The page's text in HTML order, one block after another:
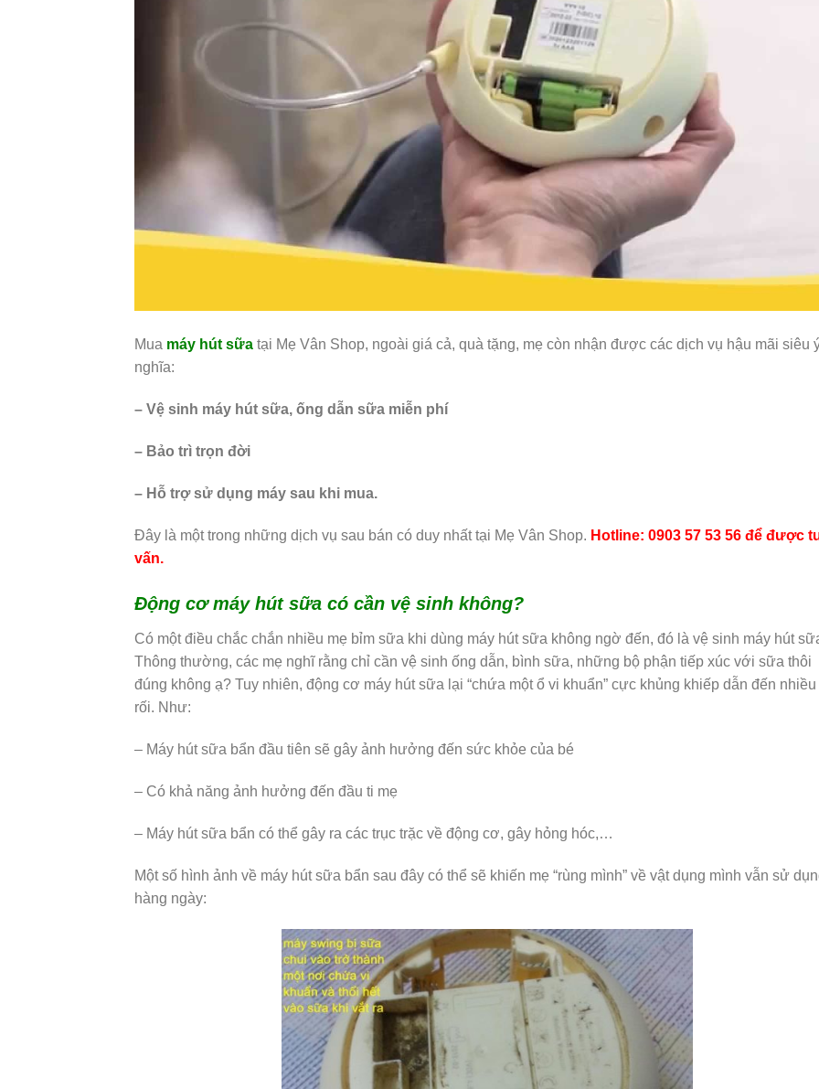
Mua máy hút sữa tại Mẹ Vân Shop, ngoài giá cả, quà tặng, mẹ còn nhận được các dịch vụ hậu mãi siêu
nghĩa:
– Vệ sinh máy hút sữa, ống dẫn sữa miễn phí
– Bảo trì trọn đời
– Hỗ trợ sử dụng máy sau khi mua.
Đây là một trong những dịch vụ sau bán có duy nhất tại Mẹ Vân Shop. Hotline: 0903 57 53 56 để được
vấn.
Động cơ máy hút sữa có cần vệ sinh không?
Có một điều chắc chắn nhiều mẹ bỉm sữa khi dùng máy hút sữa không ngờ đến, đó là vệ sinh máy hút
Thông thường, các mẹ nghĩ rằng chỉ cần vệ sinh ống dẫn, bình sữa, những bộ phận tiếp xúc với sữa thôi
đúng không ạ? Tuy nhiên, động cơ máy hút sữa lại “chứa một ổ vi khuẩn” cực khủng khiếp dẫn đến nhiều
rối. Như:
– Máy hút sữa bẩn đầu tiên sẽ gây ảnh hưởng đến sức khỏe của bé
– Có khả năng ảnh hưởng đến đầu ti mẹ
– Máy hút sữa bẩn có thể gây ra các trục trặc về động cơ, gây hỏng hóc,…
Một số hình ảnh về máy hút sữa bẩn sau đây có thể sẽ khiến mẹ “rùng mình” về vật dụng mình vẫn sử
hàng ngày: